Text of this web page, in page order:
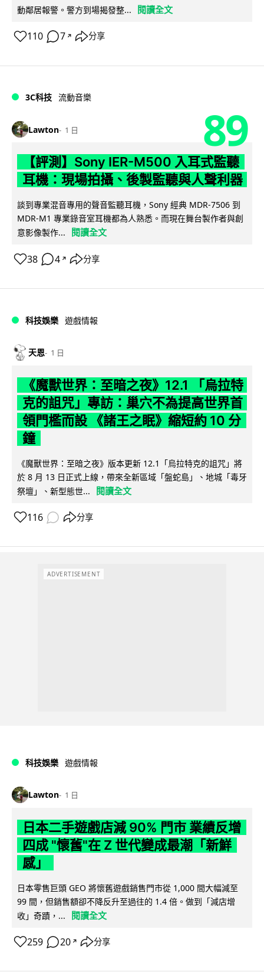
動鄰居報警。警方到場揭發整...
閱讀全文
110 7 ↗ 分享
3C科技 流動音樂
Lawton 1 日 89
【評測】Sony IER-M500 入耳式監聽
耳機：現場拍攝、後製監聽與人聲利器
談到專業混音專用的聲音監聽耳機，Sony 經典 MDR-7506 到
MDR-M1 專業錄音室耳機都為人熟悉。而現在舞台製作者與創
意影像製作...
閱讀全文
38 4 ↗ 分享
科技娛樂 遊戲情報
天恩 1 日
《魔獸世界：至暗之夜》12.1 「烏拉特
克的詛咒」專訪：巢穴不為提高世界首
領門檻而設 《諸王之眠》縮短約 10 分
鐘
《魔獸世界：至暗之夜》版本更新 12.1「烏拉特克的詛咒」將
於 8 月 13 日正式上線，帶來全新區域「盤蛇島」、地城「毒牙
祭壇」、新型態世...
閱讀全文
116 分享
ADVERTISEMENT
科技娛樂 遊戲情報
Lawton 1 日
日本二手遊戲店減 90% 門市 業績反增
四成 "懷舊"在 Z 世代變成最潮「新鮮
感」
日本零售巨頭 GEO 將懷舊遊戲銷售門市從 1,000 間大幅減至
99 間，但銷售額卻不降反升至過往的 1.4 倍。做到「減店增
收」奇蹟，...
閱讀全文
259 20 ↗ 分享